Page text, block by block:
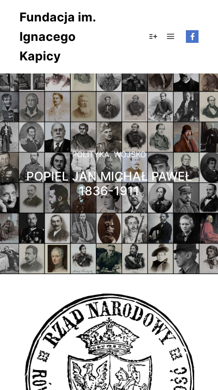
Fundacja im.
Ignacego
Kapicy
POLITYKA,WOJSKO
POPIEL JAN MICHAŁ PAWEŁ
1836-1911